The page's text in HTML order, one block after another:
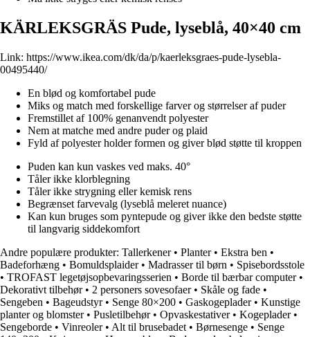
KÄRLEKSGRÄS Pude, lyseblå, 40×40 cm
Link: https://www.ikea.com/dk/da/p/kaerleksgraes-pude-lysebla-
00495440/
En blød og komfortabel pude
Miks og match med forskellige farver og størrelser af puder
Fremstillet af 100% genanvendt polyester
Nem at matche med andre puder og plaid
Fyld af polyester holder formen og giver blød støtte til kroppen
Puden kan kun vaskes ved maks. 40°
Tåler ikke klorblegning
Tåler ikke strygning eller kemisk rens
Begrænset farvevalg (lyseblå meleret nuance)
Kan kun bruges som pyntepude og giver ikke den bedste støtte
til langvarig siddekomfort
Andre populære produkter: Tallerkener• Planter• Ekstra ben •
Badeforhæng • Bomuldsplaider• Madrasser til børn • Spisebordsstole
• TROFAST legetøjsopbevaringsserien • Borde til bærbar computer•
Dekorativt tilbehør• 2 personers sovesofaer• Skåle og fade •
Sengeben • Bageudstyr• Senge 80×200 • Gaskogeplader• Kunstige
planter og blomster• Pusletilbehør• Opvaskestativer• Kogeplader•
Sengeborde • Vinreoler• Alt til brusebadet • Børnesenge • Senge